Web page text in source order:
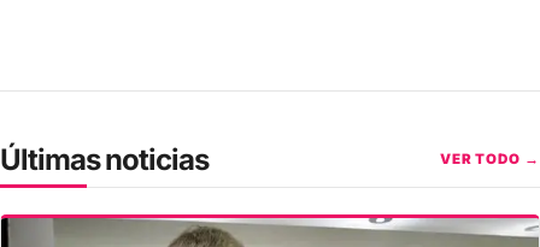
Últimas noticias VER TODO →